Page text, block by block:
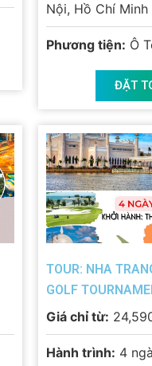
Nội, Hồ Chí Minh
Phương tiện: Ô
ĐẶT
TOUR: NHA
GOLF
TRANG
Giá chỉ từ:
Hành trình: 4